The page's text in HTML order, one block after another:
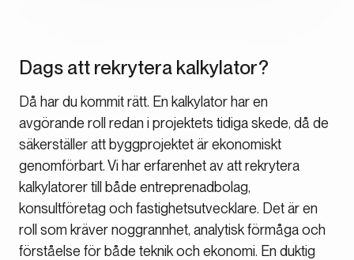
Dags att rekrytera kalkylator?
Då har du kommit rätt. En kalkylator har en
avgörande roll redan i projektets tidiga skede, då de
säkerställer att byggprojektet är ekonomiskt
genomförbart. Vi har erfarenhet av att rekrytera
kalkylatorer till både entreprenadbolag,
konsultföretag och fastighetsutvecklare. Det är en
roll som kräver noggrannhet, analytisk förmåga och
förståelse för både teknik och ekonomi. En duktig